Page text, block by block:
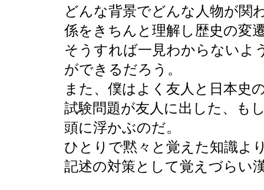
どんな背景でどんな人物が関
係をきちんと理解し歴史の変
そうすれば一見わからないよ
ができるだろう。
また、僕はよく友人と日本史
試験問題が友人に出した、も
頭に浮かぶのだ。
ひとりで黙々と覚えた知識よ
記述の対策として覚えづらい